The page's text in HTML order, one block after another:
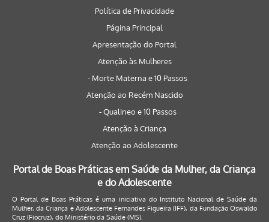
Política de Privacidade
Página Principal
Apresentação do Portal
Atenção às Mulheres
- Morte Materna e 10 Passos
Atenção ao Recém Nascido
- Qualineo e 10 Passos
Atenção à Criança
Atenção ao Adolescente
Portal de Boas Práticas em Saúde da Mulher, da Criança
e do Adolescente
O Portal de Boas Práticas é uma iniciativa do Instituto Nacional de Saúde da
Mulher, da Criança e Adolescente Fernandes Figueira (IFF), da Fundação Oswaldo
Cruz (Fiocruz), do Ministério da Saúde (MS).